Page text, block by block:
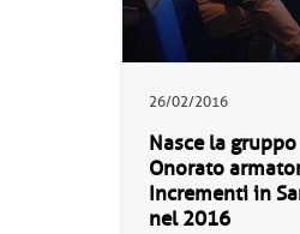
26/02/2016
Nasce la gruppo
Onorato
Incrementi in
nel 2016